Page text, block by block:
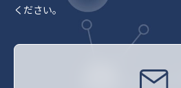
ください。